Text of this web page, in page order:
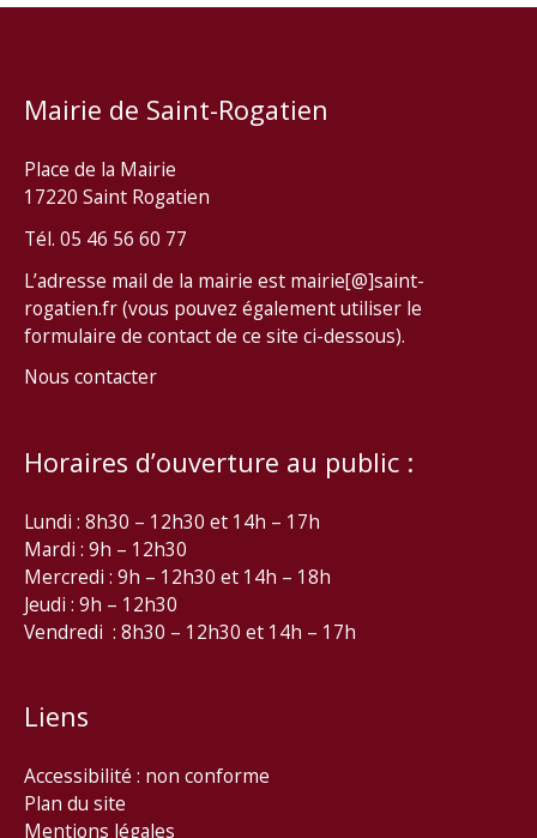
Mairie de Saint-Rogatien
Place de la Mairie
17220 Saint Rogatien
Tél. 05 46 56 60 77
L’adresse mail de la mairie est mairie[@]saint-
rogatien.fr (vous pouvez également utiliser le
formulaire de contact de ce site ci-dessous).
Nous contacter
Horaires d’ouverture au public :
Lundi : 8h30 – 12h30 et 14h – 17h
Mardi : 9h – 12h30
Mercredi : 9h – 12h30 et 14h – 18h
Jeudi : 9h – 12h30
Vendredi : 8h30 – 12h30 et 14h – 17h
Liens
Accessibilité : non conforme
Plan du site
Mentions légales